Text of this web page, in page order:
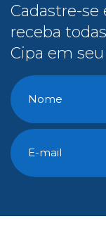
Cadastre-
receba
Cipa em